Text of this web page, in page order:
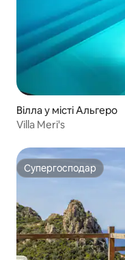
Вілла у місті Альгеро
Villa Meri's
Супергосподар
Супергосподар